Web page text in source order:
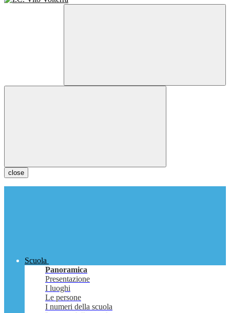
close
Scuola
Panoramica
Presentazione
I luoghi
Le persone
I numeri della scuola